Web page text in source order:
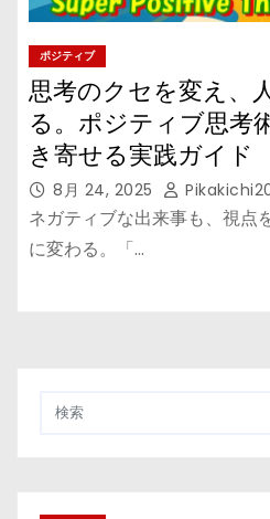
ポジティブ
思考のクセを変え、
る。ポジティブ思考
き寄せる実践ガイド
8月 24, 2025
ネガティブな出来事も、視点
に変わる。「…